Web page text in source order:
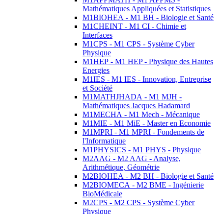
Mathématiques Appliquées et Statistiques
M1BIOHEA - M1 BH - Biologie et Santé
M1CHEINT - M1 CI - Chimie et
Interfaces
M1CPS - M1 CPS - Système Cyber
Physique
M1HEP - M1 HEP - Physique des Hautes
Energies
M1IES - M1 IES - Innovation, Entreprise
et Société
M1MATHJHADA - M1 MJH -
Mathématiques Jacques Hadamard
M1MECHA - M1 Mech - Mécanique
M1MIE - M1 MiE - Master en Economie
M1MPRI - M1 MPRI - Fondements de
l'Informatique
M1PHYSICS - M1 PHYS - Physique
M2AAG - M2 AAG - Analyse,
Arithmétique, Géométrie
M2BIOHEA - M2 BH - Biologie et Santé
M2BIOMECA - M2 BME - Ingénierie
BioMédicale
M2CPS - M2 CPS - Système Cyber
Physique